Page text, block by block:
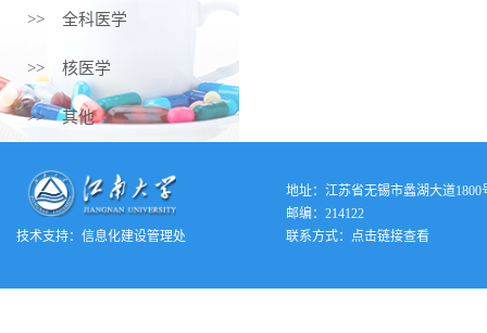
>> 全科医学
>> 核医学
>> 其他
技术支持： 信息化建设管理处
地址：江苏省无锡市蠡湖大道1800
邮编：214122
联系方式：
点击链接查看